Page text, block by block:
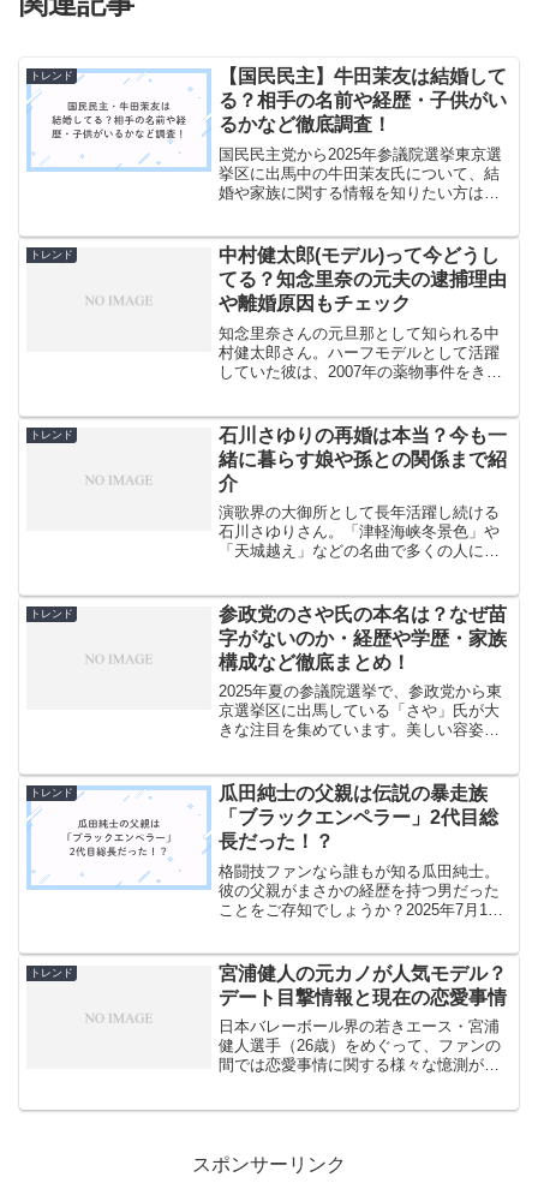
トレンド
【国民民主】牛田茉友は結婚して
る？相手の名前や経歴・子供がい
るかなど徹底調査！
国民民主党から2025年参議院選挙東京選
挙区に出馬中の牛田茉友氏について、結
婚や家族に関する情報を知りたい方は多
ベートな情報は限定的に公開されてお
り、特に結婚相手や子...
トレンド
中村健太郎(モデル)って今どうし
てる？知念里奈の元夫の逮捕理由
や離婚原因もチェック
知念里奈さんの元旦那として知られる中
村健太郎さん。ハーフモデルとして活躍
していた彼は、2007年の薬物事件をきっ
しているのでしょうか。結婚生活はなぜ
短期間で終わってし...
トレンド
石川さゆりの再婚は本当？今も一
緒に暮らす娘や孫との関係まで紹
介
演歌界の大御所として長年活躍し続ける
石川さゆりさん。「津軽海峡冬景色」や
「天城越え」などの名曲で多くの人に愛
ることがあります。1989年に離婚してか
ら長い間独身を貫いて...
トレンド
参政党のさや氏の本名は？なぜ苗
字がないのか・経歴や学歴・家族
構成など徹底まとめ！
2025年夏の参議院選挙で、参政党から東
京選挙区に出馬している「さや」氏が大
きな注目を集めています。美しい容姿と
のか気になる方も多いでしょう。シンガ
ーソングライターとし...
トレンド
瓜田純士の父親は伝説の暴走族
「ブラックエンペラー」2代目総
長だった！？
格闘技ファンなら誰もが知る瓜田純士。
彼の父親がまさかの経歴を持つ男だった
ことをご存知でしょうか？2025年7月14
なぜなら、彼の父親は1960年代から1990
年代にかけて...
トレンド
宮浦健人の元カノが人気モデル？
デート目撃情報と現在の恋愛事情
日本バレーボール界の若きエース・宮浦
健人選手（26歳）をめぐって、ファンの
間では恋愛事情に関する様々な憶測が飛
スポンサーリンク